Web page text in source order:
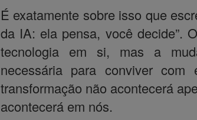
É exatamente sobre isso que
da IA: ela pensa, você decide”.
tecnologia em si, mas a
necessária para conviver com
transformação não acontecerá
acontecerá em nós.